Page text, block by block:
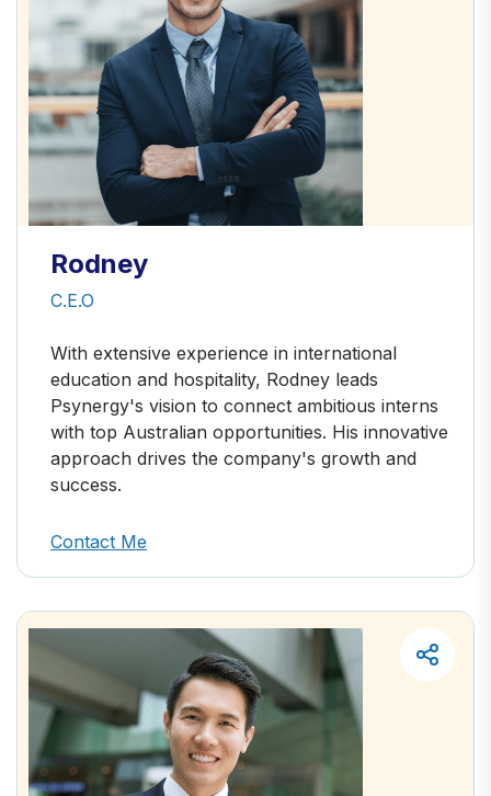
Rodney
C.E.O
With extensive experience in international
education and hospitality, Rodney leads
Psynergy's vision to connect ambitious interns
with top Australian opportunities. His innovative
approach drives the company's growth and
success.
Contact Me